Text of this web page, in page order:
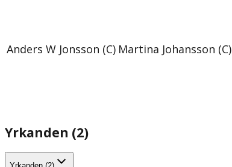
Anders W Jonsson (C) Martina Johansson (C)
Yrkanden (2)